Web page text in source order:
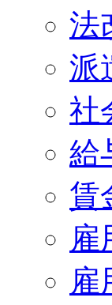
法
派
社
給
賃
雇
雇